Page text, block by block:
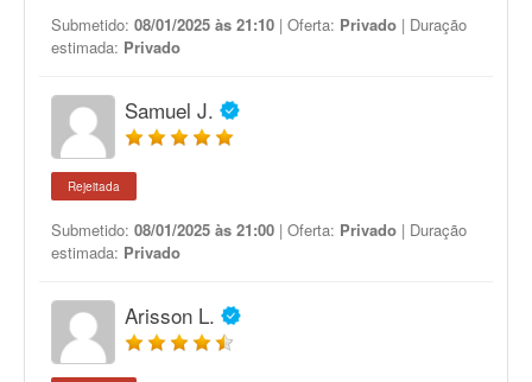
Submetido: 08/01/2025 às 21:10 | Oferta: Privado | Duração
estimada: Privado
Samuel J.
Rejeitada
Submetido: 08/01/2025 às 21:00 | Oferta: Privado | Duração
estimada: Privado
Arisson L.